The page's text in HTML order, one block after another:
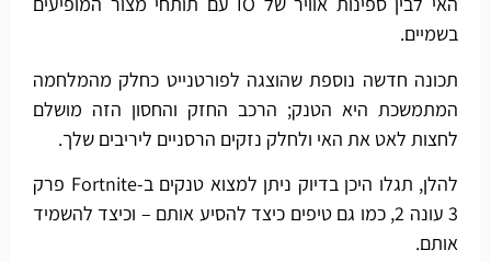
בשמיים.
תכונה חדשה נוספת שהוצגה לפורטנייט כחלק מהמלחמה
המתמשכת היא הטנק; הרכב החזק והחסון הזה מושלם
לחצות לאט את האי ולחלק נזקים הרסניים ליריבים שלך.
להלן, תגלו היכן בדיוק ניתן למצוא טנקים ב-Fortnite פרק
3 עונה 2, כמו גם טיפים כיצד להסיע אותם – וכיצד להשמיד
אותם.